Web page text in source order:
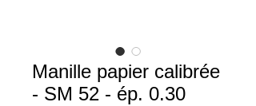
Manille papier calibrée
- SM 52 - ép. 0.30